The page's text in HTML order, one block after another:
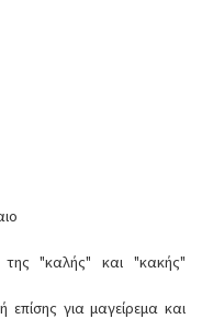
της "καλής" και "κακής"
για μαγείρεμα και